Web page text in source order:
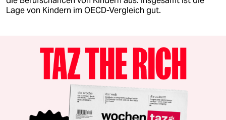
Lage von Kindern im OECD-Vergleich gut.